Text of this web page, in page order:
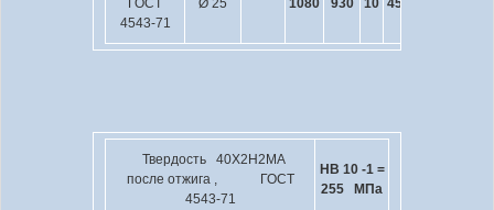
4543-71
Твердость 40Х2Н2МА
после отжига , ГОСТ
4543-71
HB 10-1 =
255 МПа